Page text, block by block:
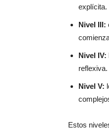
explícita.
Nivel III:
Nivel IV:
reflexiva.
Nivel V:
Estos